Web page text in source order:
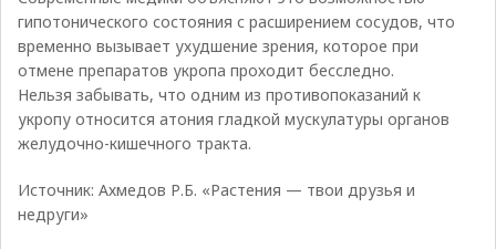
гипотонического состояния с расширением сосудов, что
временно вызывает ухудшение зрения, которое при
отмене препаратов укропа проходит бесследно.
Нельзя забывать, что одним из противопоказаний к
укропу относится атония гладкой мускулатуры органов
желудочно-кишечного тракта.
Источник: Ахмедов Р.Б. «Растения — твои друзья и
недруги»